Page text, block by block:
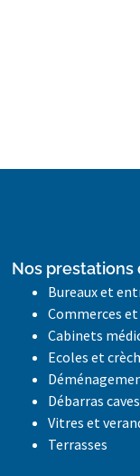
Nos prestations
Bureaux et
Commerces
Cabinets
Ecoles et
Débarras
Vitres et
Terrasses